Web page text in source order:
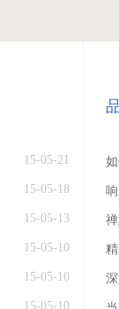
15-05-21
15-05-18
15-05-13
15-05-10
15-05-10
15-05-10